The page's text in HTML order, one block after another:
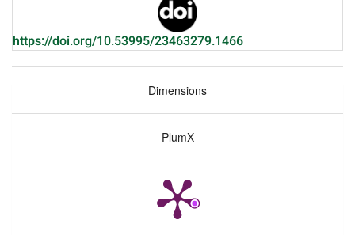
https://doi.org/10.53995/23463279.1466
Dimensions
PlumX